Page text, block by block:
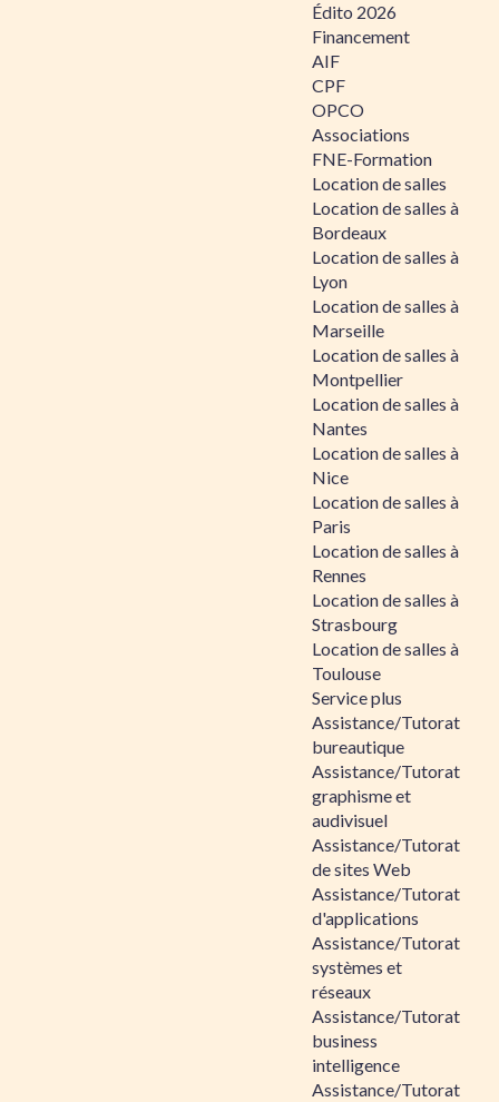
Édito 2026
Financement
AIF
CPF
OPCO
Associations
FNE-Formation
Location de salles
Location de salles à
Bordeaux
Location de salles à
Lyon
Location de salles à
Marseille
Location de salles à
Montpellier
Location de salles à
Nantes
Location de salles à
Nice
Location de salles à
Paris
Location de salles à
Rennes
Location de salles à
Strasbourg
Location de salles à
Toulouse
Service plus
Assistance/Tutorat
bureautique
Assistance/Tutorat
graphisme et
audivisuel
Assistance/Tutorat
de sites Web
Assistance/Tutorat
d'applications
Assistance/Tutorat
systèmes et
réseaux
Assistance/Tutorat
business
intelligence
Assistance/Tutorat